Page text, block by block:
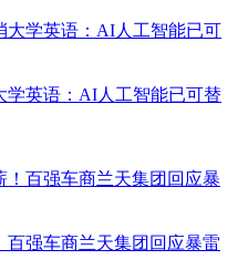
学英语：AI人工智能已可替
强车商兰天集团回应暴雷